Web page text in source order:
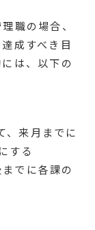
職の場合、
成すべき目
は、以下の
、来月までに
する
でに各課の